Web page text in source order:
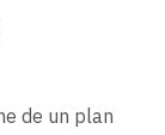
de un plan